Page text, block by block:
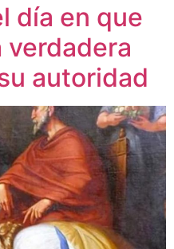
día en que
verdadera
autoridad